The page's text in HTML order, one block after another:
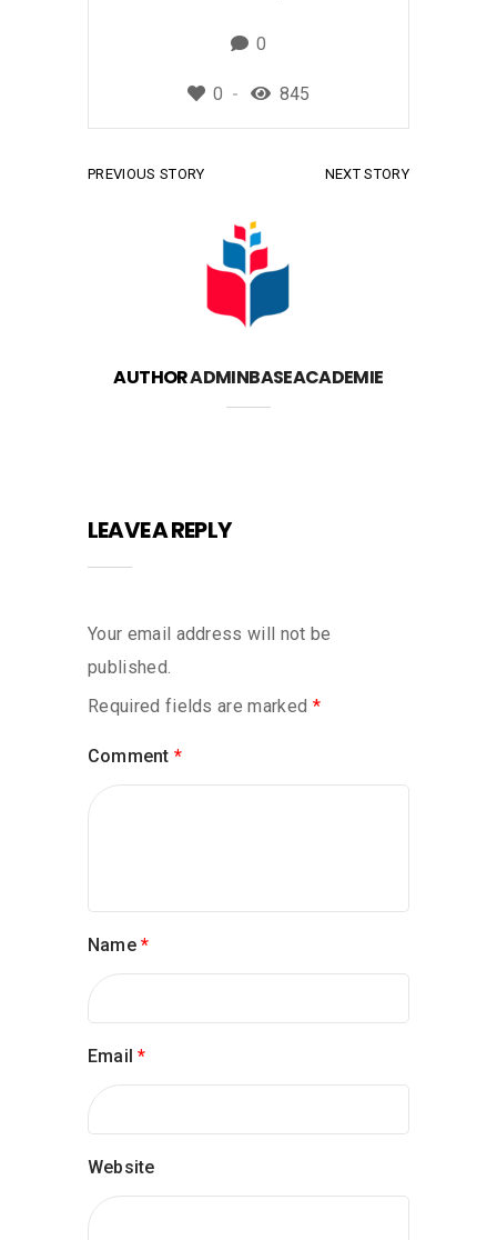
0
0 845
PREVIOUS STORY NEXT STORY
AUTHORADMINBASEACADEMIE
LEAVE A REPLY
Your email address will not be
published.
Required fields are marked *
Comment *
Name *
Email*
Website